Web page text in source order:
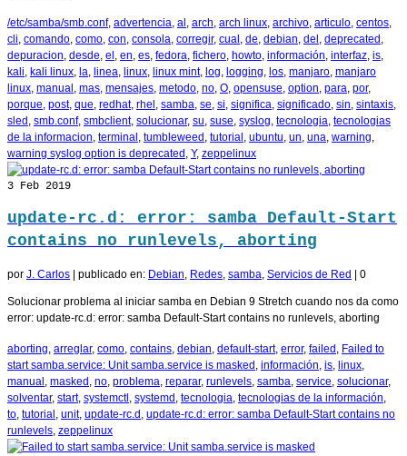
/etc/samba/smb.conf, advertencia al arch arch linux archivo articulo centos
cli comando como con consola corregir, cual de debian del deprecated
depuracion desde el en es fedora fichero howto información interfaz is
kali kali linux la linea linux linux mint, log logging los manjaro manjaro
linux manual mas mensajes metodo no O opensuse option para por,
porque post, que redhat, rhel samba se si significa significado sin sintaxis
sled smb.conf, smbclient, solucionar, su suse syslog tecnologia tecnologias
de la informacion terminal tumbleweed tutorial ubuntu un una warning
warning syslog option is deprecated Y, zeppelinux
3 Feb 2019
update-rc.d: error: samba Default-Start
contains no runlevels, aborting
por J. Carlos publicado en: Debian, Redes, samba, Servicios de Red 0
Solucionar problema al iniciar samba en Debian 9 Stretch cuando nos da como
error: update-rc.d: error: samba Default-Start contains no runlevels, aborting
aborting, arreglar, como, contains, debian, default-start, error, failed , Failed to
start samba.service: Unit samba.service is masked , información, is, linux,
manual , masked , no, problema, reparar, runlevels, samba, service, solucionar,
solventar, start, systemctl , systemd , tecnologia, tecnologias de la información,
to, tutorial , unit, update-rc.d , update-rc.d: error: samba Default-Start contains no
runlevels, zeppelinux